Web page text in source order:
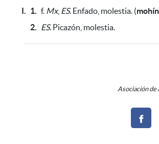
I. 1. f. Mx, ES. Enfado, molestia. (
2. ES. Picazón, molestia.
Asociación de